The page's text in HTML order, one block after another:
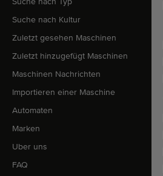
Suche nach Typ
Suche nach Kultur
Zuletzt gesehen Maschinen
Zuletzt hinzugefügt Maschinen
Maschinen Nachrichten
Importieren einer Maschine
Automaten
Marken
Uber uns
FAQ